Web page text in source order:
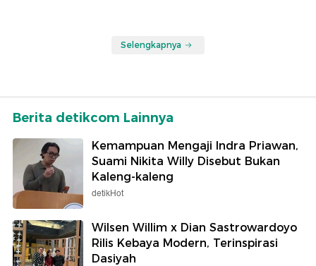
Selengkapnya
Berita detikcom Lainnya
Kemampuan Mengaji Indra Priawan,
Suami Nikita Willy Disebut Bukan
Kaleng-kaleng
detikHot
Wilsen Willim x Dian Sastrowardoyo
Rilis Kebaya Modern, Terinspirasi
Dasiyah